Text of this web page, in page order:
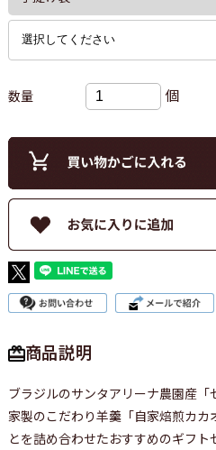
数量 個
商品説明
ブラジルのサンタアリーナ農園産
家製のこだわり羊羹「自家焙煎カカ
とを詰め合わせたおすすめのギフト